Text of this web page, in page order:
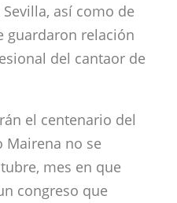
así como de
guardaron relación
del cantaor de
el centenario del
Mairena no se
mes en que
congreso que